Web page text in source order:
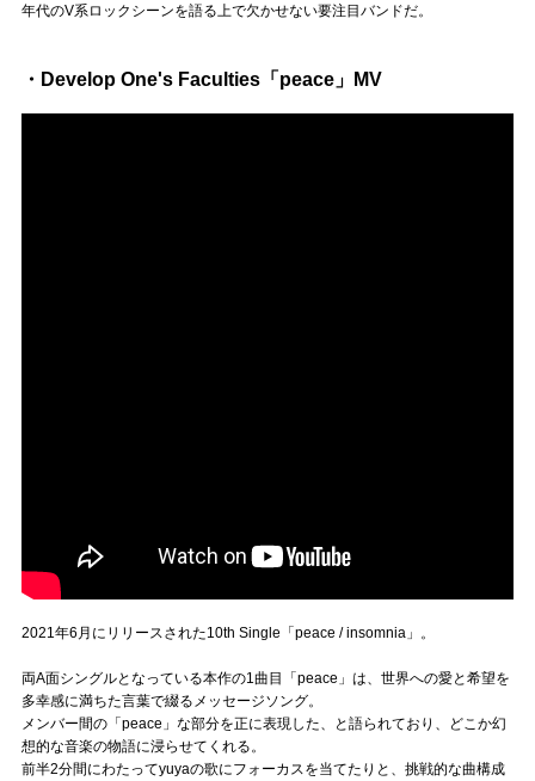
年代のV系ロックシーンを語る上で欠かせない要注目バンドだ。
・Develop One's Faculties「peace」MV
2021年6月にリリースされた10th Single「peace / insomnia」。
両A面シングルとなっている本作の1曲目「peace」は、世界への愛と希望を
多幸感に満ちた言葉で綴るメッセージソング。
メンバー間の「peace」な部分を正に表現した、と語られており、どこか幻
想的な音楽の物語に浸らせてくれる。
前半2分間にわたってyuyaの歌にフォーカスを当てたりと、挑戦的な曲構成